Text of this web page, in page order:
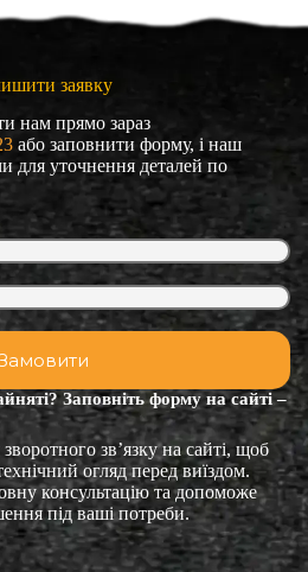
заявку
нам прямо зараз
або заповнити форму, і наш
для уточнення деталей по
Заповніть форму на сайті –
зв’язку на сайті, щоб
огляд перед виїздом.
консультацію та допоможе
під ваші потреби.